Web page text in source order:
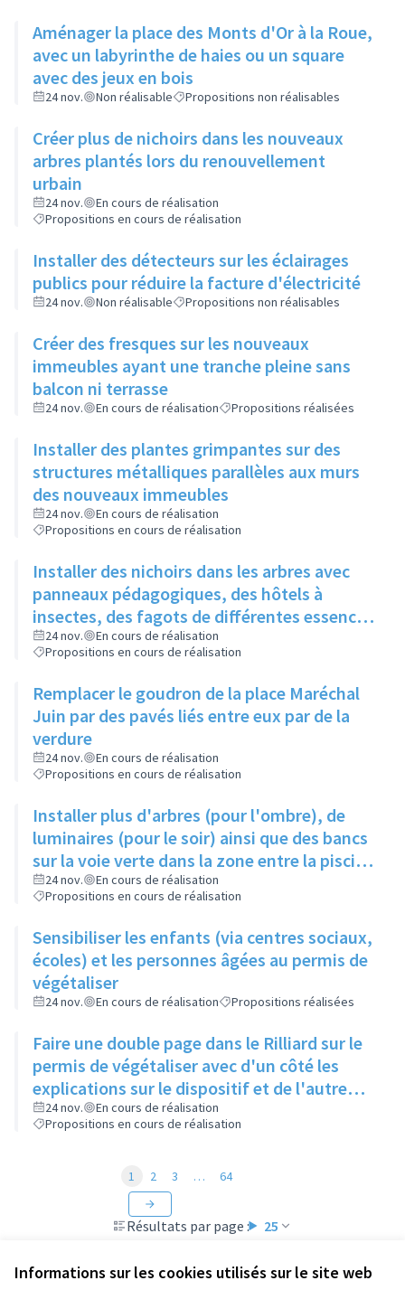
Informations sur les cookies utilisés sur le site web
Aménager la place des Monts d'Or à la Roue,
avec un labyrinthe de haies ou un square
avec des jeux en bois
24 nov. Non réalisable Propositions non réalisables
Créer plus de nichoirs dans les nouveaux
arbres plantés lors du renouvellement
urbain
24 nov.
En cours de réalisation
Propositions en cours de réalisation
Installer des détecteurs sur les éclairages
publics pour réduire la facture d'électricité
24 nov. Non réalisable Propositions non réalisables
Créer des fresques sur les nouveaux
immeubles ayant une tranche pleine sans
balcon ni terrasse
24 nov. En cours de réalisation Propositions réalisées
Installer des plantes grimpantes sur des
structures métalliques parallèles aux murs
des nouveaux immeubles
24 nov.
En cours de réalisation
Propositions en cours de réalisation
Installer des nichoirs dans les arbres avec
panneaux pédagogiques, des hôtels à
insectes, des fagots de différentes essences
pour stimuler la biodiversité sur la place du
Château à la Roue
24 nov.
En cours de réalisation
Propositions en cours de réalisation
Remplacer le goudron de la place Maréchal
Juin par des pavés liés entre eux par de la
verdure
24 nov.
En cours de réalisation
Propositions en cours de réalisation
Installer plus d'arbres (pour l'ombre), de
luminaires (pour le soir) ainsi que des bancs
sur la voie verte dans la zone entre la piscine
et la rue de l'Industrie
24 nov.
En cours de réalisation
Propositions en cours de réalisation
Sensibiliser les enfants (via centres sociaux,
écoles) et les personnes âgées au permis de
végétaliser
24 nov. En cours de réalisation Propositions réalisées
Faire une double page dans le Rilliard sur le
permis de végétaliser avec d'un côté les
explications sur le dispositif et de l'autre
côté des exemples concrets de lieux à
investir
24 nov.
En cours de réalisation
Propositions en cours de réalisation
Résultats par page : 25
1 2 3 … 64